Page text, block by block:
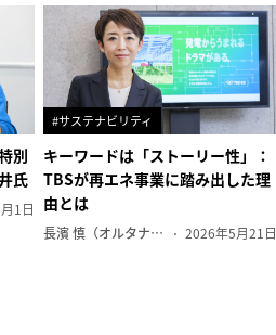
別
氏
1日
#サステナビリティ
キーワードは「ストーリー性」：
TBSが再エネ事業に踏み出した理
由とは
長濱 慎（オルタナ副編集長） 2026年5月21日